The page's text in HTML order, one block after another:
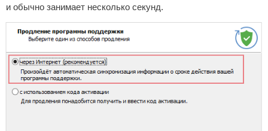
и обычно занимает несколько секунд.